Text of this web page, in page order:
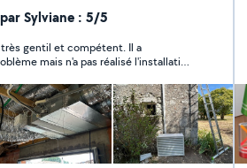
pour particuliers et
rapidement pour
assurer les réparations et
de vos équipements.
compétent pour tous
sanitaires, réparations
remplacement d'équipements
Sylviane : 5/5
gentil et compétent. Il a
mais n'a pas réalisé l'installation